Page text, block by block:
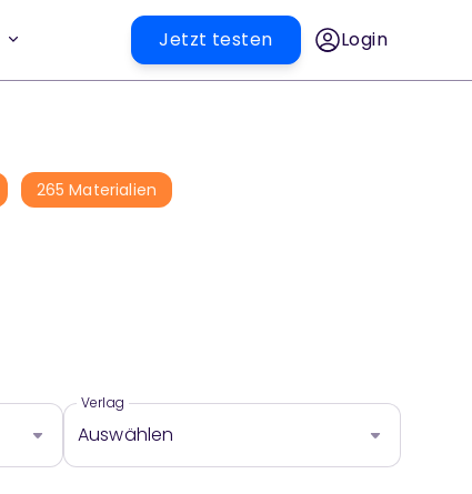
Jetzt testen Login
265 Materialien
Verlag
Auswählen